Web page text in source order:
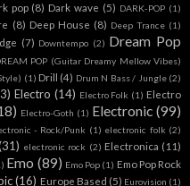
pop (8) Dark wave (5) DARK-POP (1)
(8) Deep House (8) Deep Trance (1)
(7) Downtempo (2) Dream Pop
POP (Guitar Dreamy Mellow Vibes)
(1) Drill (4) Drum N Bass / Jungle (2)
Electro (14) Electro Folk (1) Electro
Electro-Goth (1) Electronic (99)
- Rock/Punk (1) electronic folk (2)
electronic rock (2) Electronica (11)
Emo (89) Emo Pop (1) Emo Pop Rock
(16) Europe Based (5) Eurovision (1)